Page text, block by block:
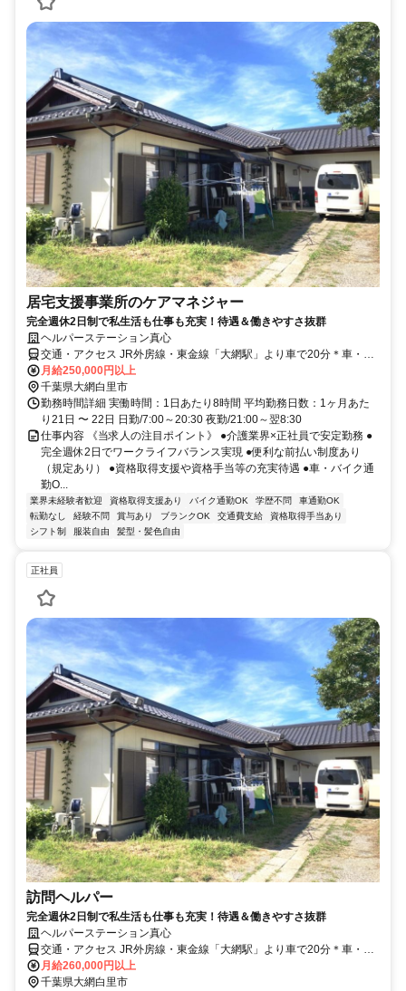
居宅支援事業所のケアマネジャー
完全週休2日制で私生活も仕事も充実！待遇＆働きやすさ抜群
ヘルパーステーション真心
交通・アクセス JR外房線・東金線「大網駅」より車で20分＊車・バ
イク通勤OK
月給250,000円以上
千葉県大網白里市
勤務時間詳細 実働時間：1日あたり8時間 平均勤務日数：1ヶ月あた
り21日 〜 22日 日勤/7:00～20:30 夜勤/21:00～翌8:30
仕事内容 《当求人の注目ポイント》 ●介護業界×正社員で安定勤務 ●
完全週休2日でワークライフバランス実現 ●便利な前払い制度あり
（規定あり） ●資格取得支援や資格手当等の充実待遇 ●車・バイク通
勤O...
業界未経験者歓迎 資格取得支援あり バイク通勤OK 学歴不問
車通勤OK
転勤なし
経験不問 賞与あり ブランクOK 交通費支給
資格取得手当あり
シフト制
服装自由 髪型・髪色自由
正社員
訪問ヘルパー
完全週休2日制で私生活も仕事も充実！待遇＆働きやすさ抜群
ヘルパーステーション真心
交通・アクセス JR外房線・東金線「大網駅」より車で20分＊車・バ
イク通勤OK
月給260,000円以上
千葉県大網白里市